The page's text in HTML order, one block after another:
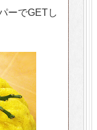
ーでGETし